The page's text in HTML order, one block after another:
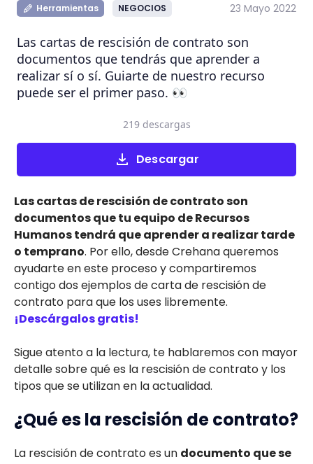
Herramientas NEGOCIOS 23 Mayo 2022
Las cartas de rescisión de contrato son
documentos que tendrás que aprender a
realizar sí o sí. Guiarte de nuestro recurso
puede ser el primer paso. 👀
Descargar
219 descargas
Las cartas de rescisión de contrato son
documentos que tu equipo de Recursos
Humanos tendrá que aprender a realizar tarde
o temprano. Por ello, desde Crehana queremos
ayudarte en este proceso y compartiremos
contigo dos ejemplos de carta de rescisión de
contrato para que los uses libremente.
¡Descárgalos gratis!
Sigue atento a la lectura, te hablaremos con mayor
detalle sobre qué es la rescisión de contrato y los
tipos que se utilizan en la actualidad.
¿Qué es la rescisión de contrato?
La rescisión de contrato es un documento que se